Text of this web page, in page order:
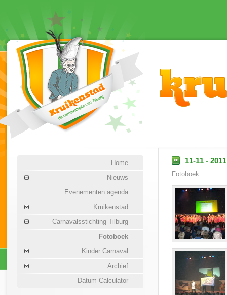
Home
Nieuws
Evenementen agenda
Kruikenstad
Carnavalsstichting Tilburg
Fotoboek
Kinder Carnaval
Archief
Datum Calculator
11-11 - 2011
Fotoboek